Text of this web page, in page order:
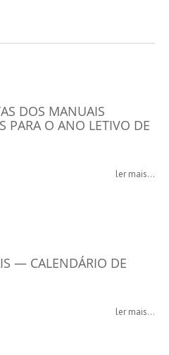
DOS MANUAIS
PARA O ANO LETIVO DE
ler mais...
— CALENDÁRIO DE
ler mais...